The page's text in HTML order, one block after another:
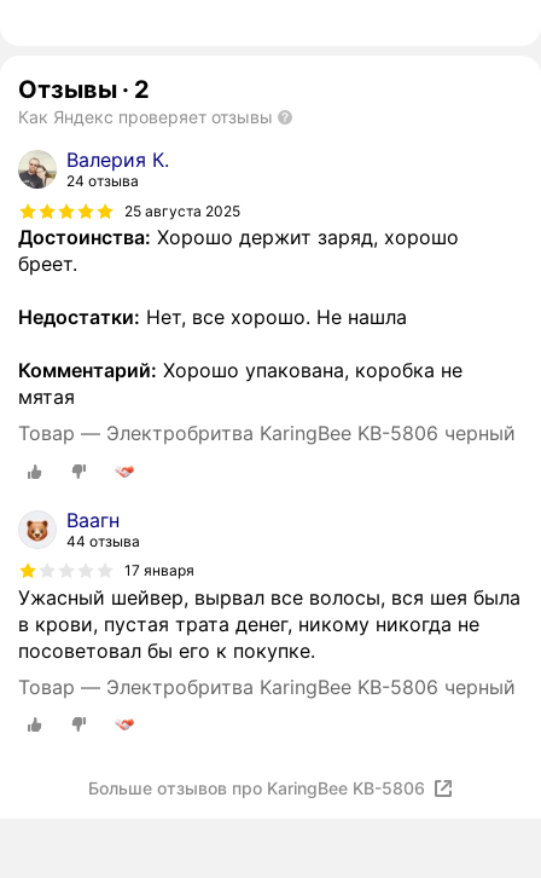
Отзывы · 2
Как Яндекс проверяет отзывы
Валерия К.
24 отзыва
25 августа 2025
Достоинства: Хорошо держит заряд, хорошо
бреет.
Недостатки: Нет, все хорошо. Не нашла
Комментарий: Хорошо упакована, коробка не
мятая
Товар — Электробритва KaringBee KB-5806 черный
Ваагн
44 отзыва
17 января
Ужасный шейвер, вырвал все волосы, вся шея была
в крови, пустая трата денег, никому никогда не
посоветовал бы его к покупке.
Товар — Электробритва KaringBee KB-5806 черный
Больше отзывов про KaringBee KB-5806